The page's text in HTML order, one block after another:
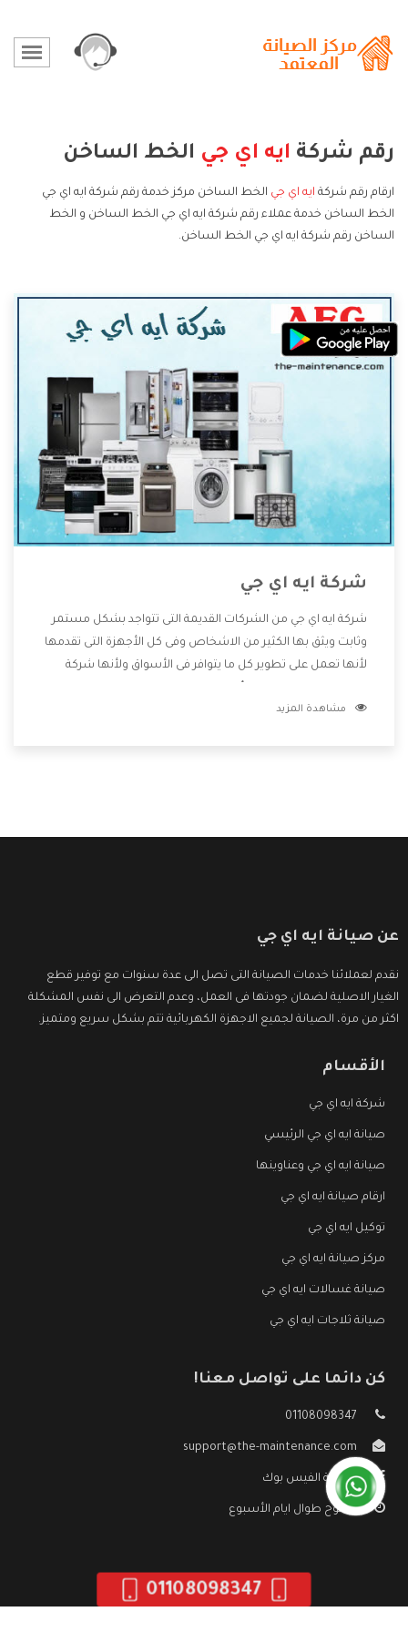
رقم شركة ايه اي جي الخط الساخن
ارقام رقم شركة ايه اي جي الخط الساخن مركز خدمة رقم شركة ايه اي جي
الخط الساخن خدمة عملاء رقم شركة ايه اي جي الخط الساخن و الخط
الساخن رقم شركة ايه اي جي الخط الساخن.
شركة ايه اي جي
شركة ايه اي جي من الشركات القديمة التى تتواجد بشكل مستمر
وثابت ويثق بها الكثير من الاشخاص وفى كل الأجهزة التى تقدمها
لأنها تعمل على تطوير كل ما يتوافر فى الأسواق ولأنها شركة
وتقدم للعملاء أقوى العروض والخصومات التى تسهل على
مشاهدة المزيد
عن صيانة ايه اي جي
نقدم لعملائنا خدمات الصيانة التى تصل الى عدة سنوات مع توفير قطع
الغيار الاصلية لضمان جودتها فى العمل، وعدم التعرض الى نفس المشكلة
اكثر من مرة، الصيانة لجميع الاجهزة الكهربائية تتم بشكل سريع ومتميز.
الأقسام
شركة ايه اي جي
صيانة ايه اي جي الرئيسي
صيانة ايه اي جي وعناوينها
ارقام صيانة ايه اي جي
توكيل ايه اي جي
مركز صيانة ايه اي جي
صيانة غسالات ايه اي جي
صيانة ثلاجات ايه اي جي
كن دائما على تواصل معنا!
01108098347
support@the-maintenance.com
صفحة الفيس بوك
مفتوح طوال ايام الأسبوع
01108098347